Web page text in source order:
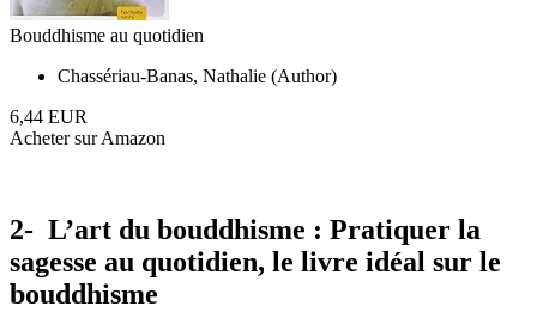
Bouddhisme au quotidien
Chassériau-Banas, Nathalie (Author)
6,44 EUR
Acheter sur Amazon
2- L’art du bouddhisme : Pratiquer la
sagesse au quotidien, le livre idéal sur le
bouddhisme